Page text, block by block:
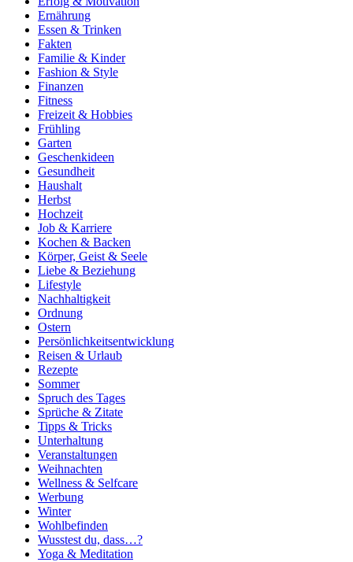
Ernährung
Essen & Trinken
Fakten
Familie & Kinder
Fashion & Style
Finanzen
Fitness
Freizeit & Hobbies
Frühling
Garten
Geschenkideen
Gesundheit
Haushalt
Herbst
Hochzeit
Job & Karriere
Kochen & Backen
Körper, Geist & Seele
Liebe & Beziehung
Lifestyle
Nachhaltigkeit
Ordnung
Ostern
Persönlichkeitsentwicklung
Reisen & Urlaub
Rezepte
Sommer
Spruch des Tages
Sprüche & Zitate
Tipps & Tricks
Unterhaltung
Veranstaltungen
Weihnachten
Wellness & Selfcare
Werbung
Winter
Wohlbefinden
Wusstest du, dass…?
Yoga & Meditation